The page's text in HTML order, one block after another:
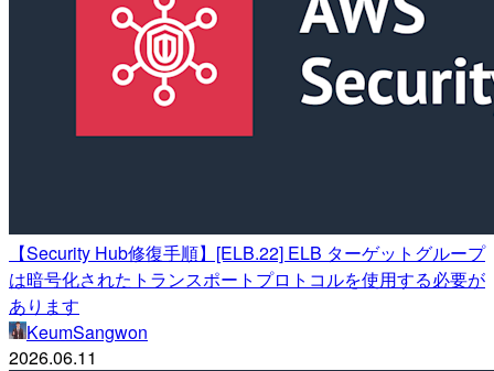
【Security Hub修復手順】[ELB.22] ELB ターゲットグループ
は暗号化されたトランスポートプロトコルを使用する必要が
あります
KeumSangwon
2026.06.11